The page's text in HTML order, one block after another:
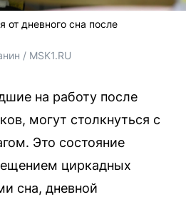
от дневного сна после
/ MSK1.RU
на работу после
могут столкнуться с
Это состояние
циркадных
сна, дневной